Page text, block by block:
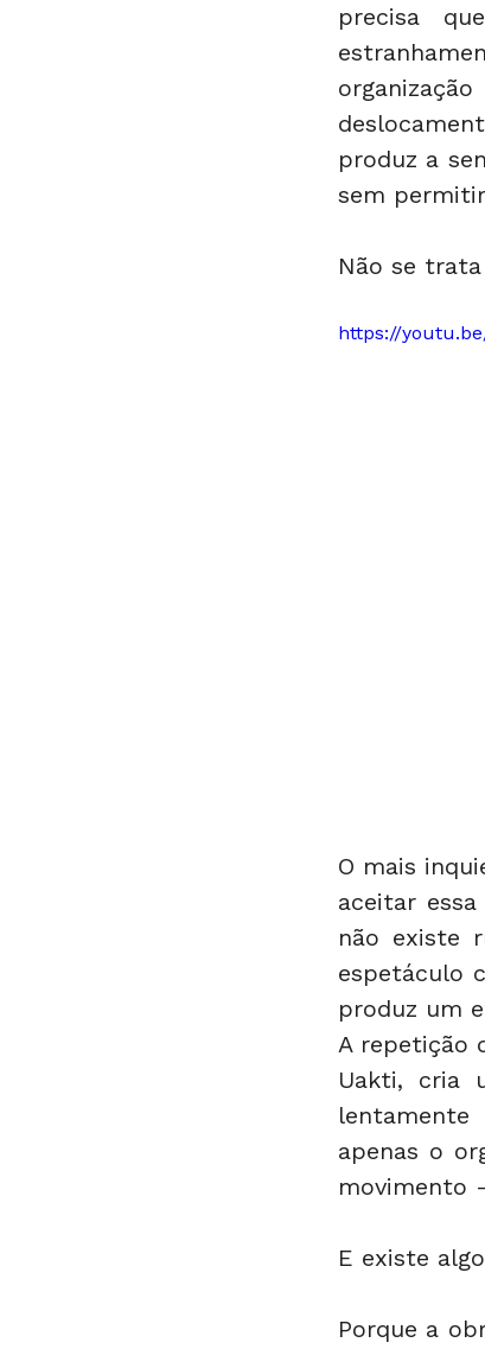
precisa
produz a
sem
Não se
https://
O mais
aceitar
não existe
espetáculo
produz um
A repetição
Uakti, cria
apenas o
movimento
E existe
Porque a